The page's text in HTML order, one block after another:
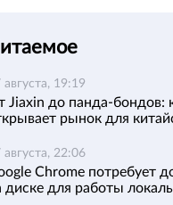
августа, 19:19
Jiaxin до панда-бондов:
рынок для
августа, 22:06
Chrome потребует
диске для работы